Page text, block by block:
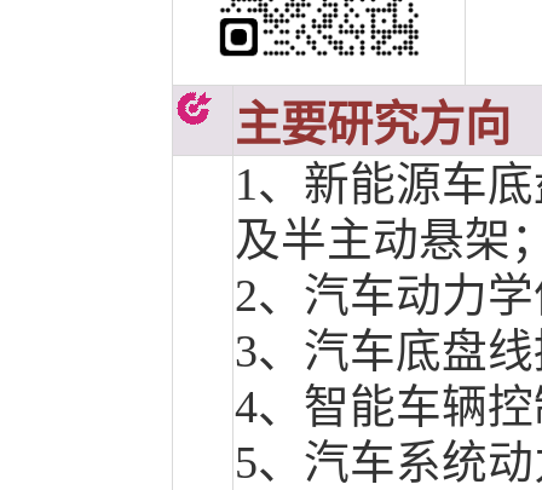
主要研究方向
1、 新能源车
及半主动悬架
2、 汽车动力
3、 汽车底盘
4、 智能车辆
5、 汽车系统